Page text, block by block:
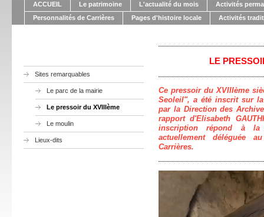
ACCUEIL Le patrimoine L'actualité du mois
Activités
Personnalités de Carrières
Pages d'histoire locale Activités
Sites remarquables
Le parc de la mairie
Le pressoir du XVIIIème
Le moulin
Lieux-dits
LE
Ce pressoir du XVIIIème
Seoleil", a été inscrit sur
par la Direction des
rapport d'Elisabeth
inscription répond à la
actuellement déléguée
Carrières.